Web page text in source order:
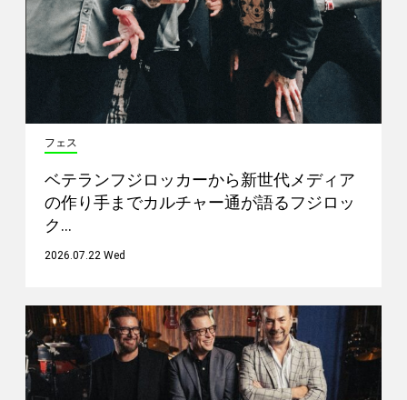
フェス
ベテランフジロッカーから新世代メディア
の作り手までカルチャー通が語るフジロッ
ク…
2026.07.22 Wed